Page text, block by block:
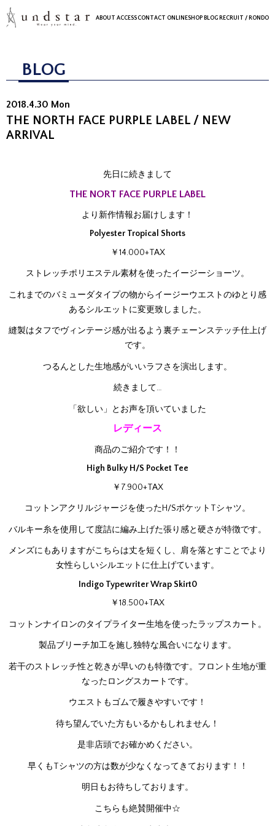
ABOUT ACCESSCONTACT ONLINESHOP BLOG RECRUIT / RONDO
BLOG
2018.4.30 Mon
THE NORTH FACE PURPLE LABEL / NEW
ARRIVAL
先日に続きまして
THE NORT FACE PURPLE LABEL
より新作情報お届けします！
Polyester Tropical Shorts
￥14.000+TAX
ストレッチポリエステル素材を使ったイージーショーツ。
これまでのバミューダタイプの物からイージーウエストのゆとり感
あるシルエットに変更致しました。
縫製はタフでヴィンテージ感が出るよう裏チェーンステッチ仕上げ
です。
つるんとした生地感がいいラフさを演出します。
続きまして…
「欲しい」とお声を頂いていました
レディース
商品のご紹介です！！
High Bulky H/S Pocket Tee
￥7.900+TAX
コットンアクリルジャージを使ったH/SポケットTシャツ。
バルキー糸を使用して度詰に編み上げた張り感と硬さが特徴です。
メンズにもありますがこちらは丈を短くし、肩を落とすことでより
女性らしいシルエットに仕上げています。
Indigo Typewriter Wrap Skirt0
￥18.500+TAX
コットンナイロンのタイプライター生地を使ったラップスカート。
製品ブリーチ加工を施し独特な風合いになります。
若干のストレッチ性と乾きが早いのも特徴です。フロント生地が重
なったロングスカートです。
ウエストもゴムで履きやすいです！
待ち望んでいた方もいるかもしれません！
是非店頭でお確かめください。
早くもTシャツの方は数が少なくなってきております！！
明日もお待ちしております。
こちらも絶賛開催中☆